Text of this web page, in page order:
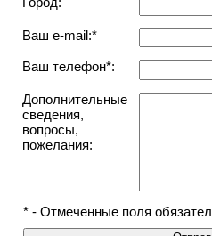
Ваш e-mail:*
Ваш телефон*:
Дополнительные
сведения,
вопросы,
пожелания:
* - Отмеченные поля